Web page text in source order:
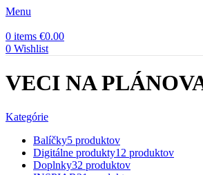
Menu
0 items €0.00
0 Wishlist
VECI NA
Kategórie
Balíčky5 produktov
Digitálne produkty12 produktov
Doplnky32 produktov